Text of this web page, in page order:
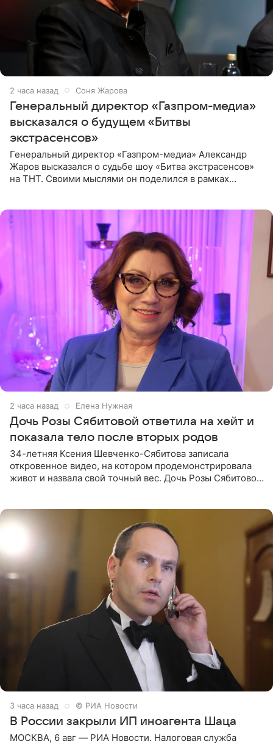
2 часа назад Соня Жарова
Генеральный директор «Газпром-медиа»
высказался о будущем «Битвы
экстрасенсов»
Генеральный директор «Газпром-медиа» Александр
Жаров высказался о судьбе шоу «Битва экстрасенсов»
на ТНТ. Своими мыслями он поделился в рамках
2 часа назад Елена Нужная
Дочь Розы Сябитовой ответила на хейт и
показала тело после вторых родов
34-летняя Ксения Шевченко-Сябитова записала
откровенное видео, на котором продемонстрировала
живот и назвала свой точный вес. Дочь Розы Сябитовой
3 часа назад © РИА Новости
В России закрыли ИП иноагента Шаца
МОСКВА, 6 авг — РИА Новости. Налоговая служба